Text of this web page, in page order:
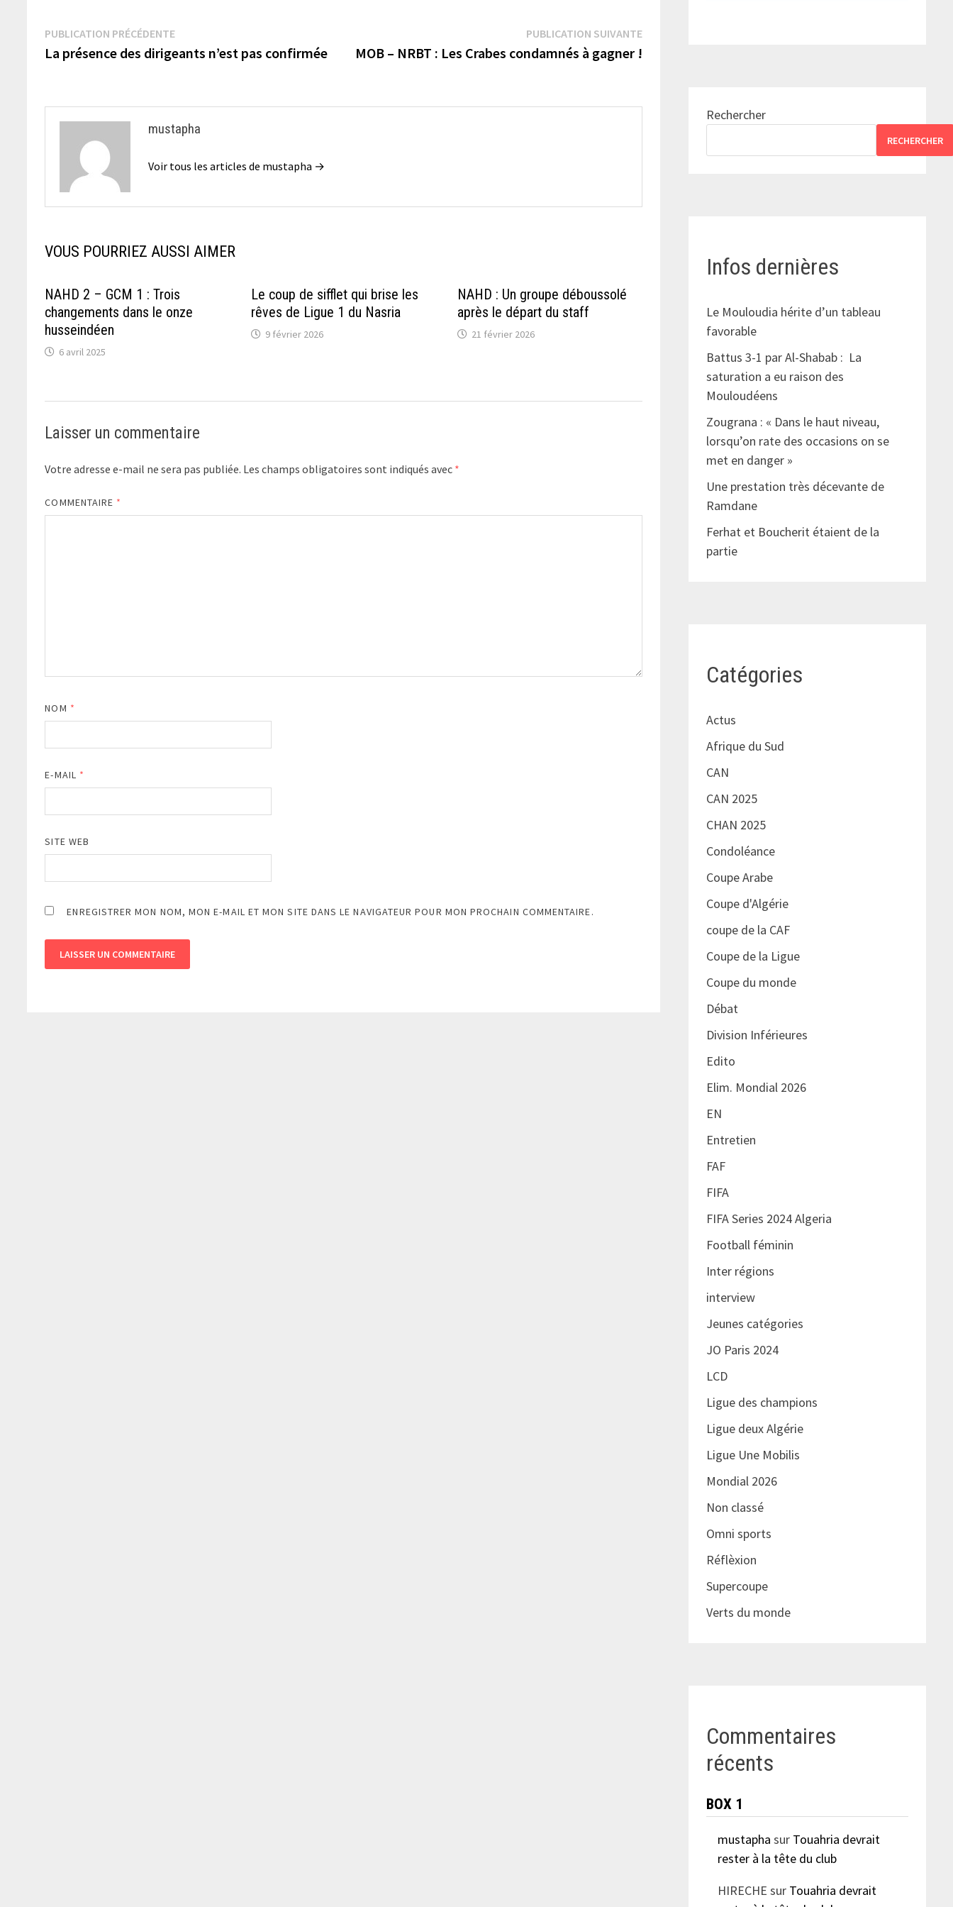
Navigation
de
PUBLICATION PRÉCÉDENTEPublication
précédente :
La présence des dirigeants n’est pas confirmée
PUBLICATION SUIVANTEPublication
suivante :
MOB – NRBT : Les Crabes condamnés à gagner !
mustapha
Voir tous les articles de mustapha →
VOUS POURRIEZ AUSSI AIMER
NAHD 2 – GCM 1 : Trois
changements dans le onze
husseindéen
6 avril 2025
Le coup de sifflet qui brise les
rêves de Ligue 1 du Nasria
9 février 2026
NAHD : Un groupe déboussolé
après le départ du staff
21 février 2026
Laisser un commentaire
Votre adresse e-mail ne sera pas publiée. Les champs obligatoires sont indiqués avec *
COMMENTAIRE *
NOM *
E-MAIL *
SITE WEB
ENREGISTRER MON NOM, MON E-MAIL ET MON SITE DANS LE NAVIGATEUR POUR MON PROCHAIN COMMENTAIRE.
Rechercher
RECHERCHER
Infos dernières
Le Mouloudia hérite d’un tableau
favorable
Battus 3-1 par Al-Shabab : La
saturation a eu raison des
Mouloudéens
Zougrana : « Dans le haut niveau,
lorsqu’on rate des occasions on se
met en danger »
Une prestation très décevante de
Ramdane
Ferhat et Boucherit étaient de la
partie
Catégories
Actus
Afrique du Sud
CAN
CAN 2025
CHAN 2025
Condoléance
Coupe Arabe
Coupe d'Algérie
coupe de la CAF
Coupe de la Ligue
Coupe du monde
Débat
Division Inférieures
Edito
Elim. Mondial 2026
EN
Entretien
FAF
FIFA
FIFA Series 2024 Algeria
Football féminin
Inter régions
interview
Jeunes catégories
JO Paris 2024
LCD
Ligue des champions
Ligue deux Algérie
Ligue Une Mobilis
Mondial 2026
Non classé
Omni sports
Réflèxion
Supercoupe
Verts du monde
Commentaires
récents
BOX 1
mustapha sur Touahria devrait
rester à la tête du club
HIRECHE sur Touahria devrait